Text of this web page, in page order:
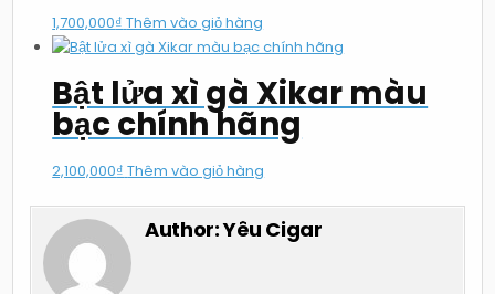
1,700,000₫ Thêm vào giỏ hàng
Bật lửa xì gà Xikar màu
bạc chính hãng
2,100,000₫ Thêm vào giỏ hàng
Author:Yêu Cigar